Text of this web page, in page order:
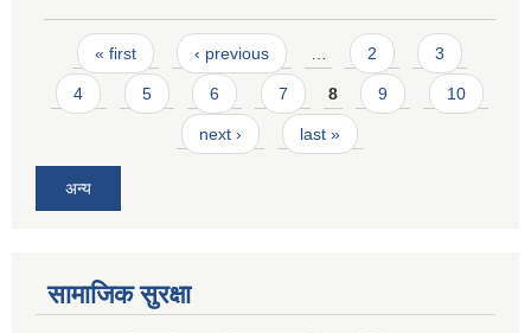
Pages
« first ‹ previous 2 3
4 5 6 7 8 9 10
next › last »
अन्य
सामाजिक सुरक्षा